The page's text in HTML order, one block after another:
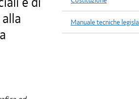
Manuale tecniche